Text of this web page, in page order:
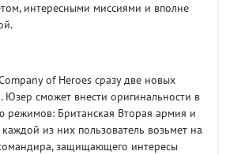
интересными миссиями и вполне
of Heroes сразу две новых
сможет внести оригинальности в
режимов: Британская Вторая армия и
из них пользователь возьмет на
защищающего интересы